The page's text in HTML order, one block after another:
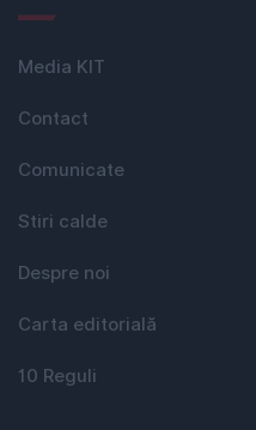
Media KIT
Contact
Comunicate
Stiri calde
Despre noi
Carta editorială
10 Reguli